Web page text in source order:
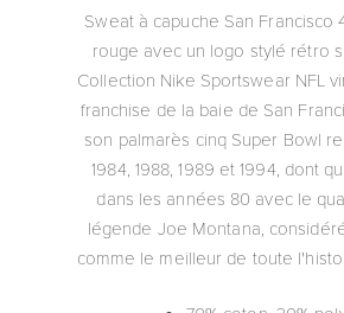
Sweat à capuche San Francisco
rouge avec un logo stylé rétro
Collection Nike Sportswear NFL
franchise de la baie de San
son palmarès cinq Super Bowl
1984, 1988, 1989 et 1994, dont
dans les années 80 avec le
légende Joe Montana,
comme le meilleur de toute